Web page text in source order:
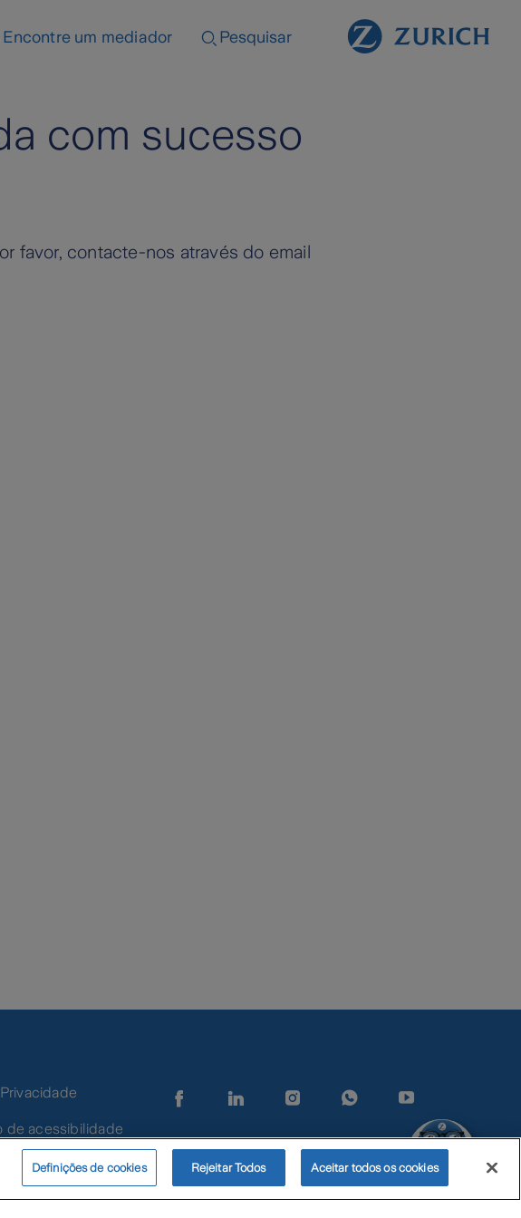
Encontre um mediador Pesquisar
com sucesso
favor, contacte-nos através do email
de acessibilidade
© Zurich
Definições de cookies Rejeitar Todos Aceitar todos os cookies